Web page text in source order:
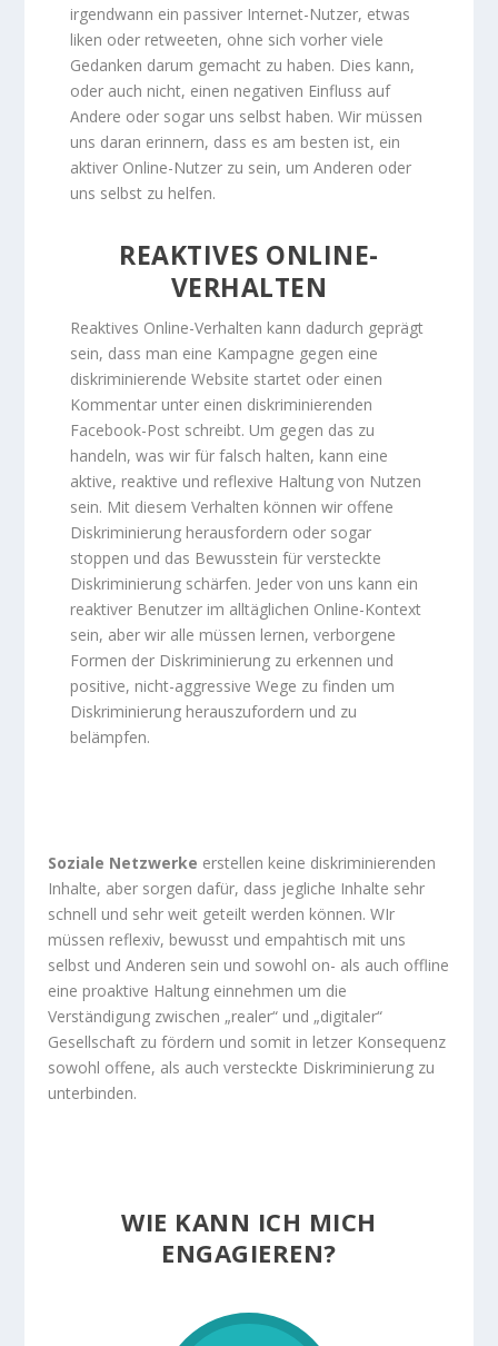
irgendwann ein passiver Internet-Nutzer, etwas
liken oder retweeten, ohne sich vorher viele
Gedanken darum gemacht zu haben. Dies kann,
oder auch nicht, einen negativen Einfluss auf
Andere oder sogar uns selbst haben. Wir müssen
uns daran erinnern, dass es am besten ist, ein
aktiver Online-Nutzer zu sein, um Anderen oder
uns selbst zu helfen.
REAKTIVES ONLINE-
VERHALTEN
Reaktives Online-Verhalten kann dadurch geprägt
sein, dass man eine Kampagne gegen eine
diskriminierende Website startet oder einen
Kommentar unter einen diskriminierenden
Facebook-Post schreibt. Um gegen das zu
handeln, was wir für falsch halten, kann eine
aktive, reaktive und reflexive Haltung von Nutzen
sein. Mit diesem Verhalten können wir offene
Diskriminierung herausfordern oder sogar
stoppen und das Bewusstein für versteckte
Diskriminierung schärfen. Jeder von uns kann ein
reaktiver Benutzer im alltäglichen Online-Kontext
sein, aber wir alle müssen lernen, verborgene
Formen der Diskriminierung zu erkennen und
positive, nicht-aggressive Wege zu finden um
Diskriminierung herauszufordern und zu
belämpfen.
Soziale Netzwerke erstellen keine diskriminierenden
Inhalte, aber sorgen dafür, dass jegliche Inhalte sehr
schnell und sehr weit geteilt werden können. WIr
müssen reflexiv, bewusst und empahtisch mit uns
selbst und Anderen sein und sowohl on- als auch offline
eine proaktive Haltung einnehmen um die
Verständigung zwischen „realer“ und „digitaler“
Gesellschaft zu fördern und somit in letzer Konsequenz
sowohl offene, als auch versteckte Diskriminierung zu
unterbinden.
WIE KANN ICH MICH
ENGAGIEREN?